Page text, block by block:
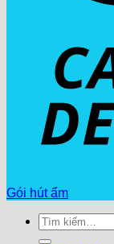
Gói hút ẩm
Tìm
kiếm: